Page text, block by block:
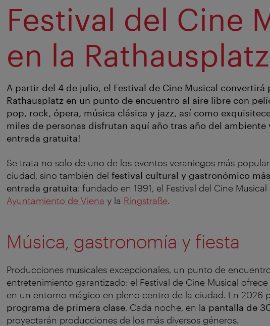
Festival del Cine
en la Rathausplatz
A partir del 4 de julio, el Festival de Cine Musical convertirá
Rathausplatz en un punto de encuentro al aire libre con
pop, rock, ópera, música clásica y jazz, así como
miles de personas disfrutan aquí año tras año del ambiente
entrada gratuita!
Se trata no solo de uno de los eventos veraniegos más
ciudad, sino también del festival cultural y gastronómico
entrada gratuita: fundado en 1991, el Festival del Cine
Ayuntamiento de Viena y la Ringstraße.
Música, gastronomía y fiesta
Producciones musicales excepcionales, un punto de
entretenimiento garantizado: el Festival de Cine Musical
en un entorno mágico en pleno centro de la ciudad. En 2026
programa de primera clase. Cada noche, en la pantalla de
proyectarán producciones de los más diversos géneros.